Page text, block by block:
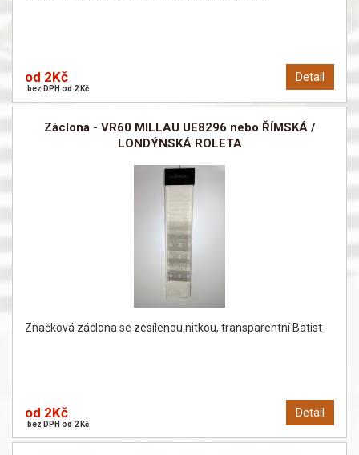
Detail
od 2Kč
bez DPH od 2 Kč
Záclona - VR60 MILLAU UE8296 nebo ŘÍMSKÁ /
LONDÝNSKÁ ROLETA
Značková záclona se zesílenou nitkou, transparentní Batist
Detail
od 2Kč
bez DPH od 2 Kč